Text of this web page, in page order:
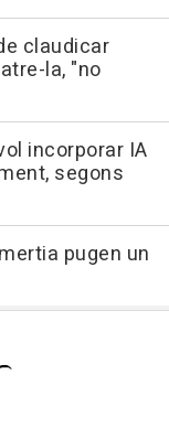
claudicar
la, "no
incorporar IA
segons
pugen un